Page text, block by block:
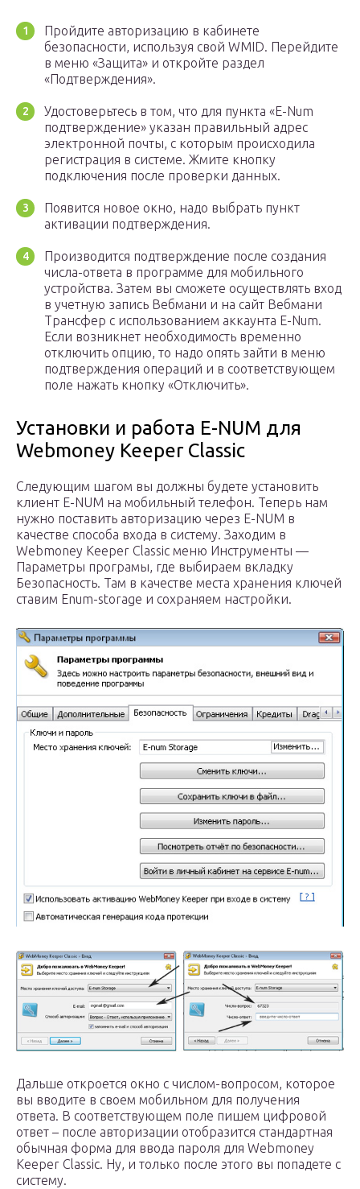
Пройдите авторизацию в кабинете
безопасности, используя свой WMID. Перейдите
в меню «Защита» и откройте раздел
«Подтверждения».
Удостоверьтесь в том, что для пункта «E-Num
подтверждение» указан правильный адрес
электронной почты, с которым происходила
регистрация в системе. Жмите кнопку
подключения после проверки данных.
Появится новое окно, надо выбрать пункт
активации подтверждения.
Производится подтверждение после создания
числа-ответа в программе для мобильного
устройства. Затем вы сможете осуществлять вход
в учетную запись Вебмани и на сайт Вебмани
Трансфер с использованием аккаунта E-Num.
Если возникнет необходимость временно
отключить опцию, то надо опять зайти в меню
подтверждения операций и в соответствующем
поле нажать кнопку «Отключить».
Установки и работа E-NUM для
Webmoney Keeper Classic
Следующим шагом вы должны будете установить
клиент E-NUM на мобильный телефон. Теперь нам
нужно поставить авторизацию через E-NUM в
качестве способа входа в систему. Заходим в
Webmoney Keeper Classic меню Инструменты —
Параметры програмы, где выбираем вкладку
Безопасность. Там в качестве места хранения ключей
ставим Enum-storage и сохраняем настройки.
Дальше откроется окно с числом-вопросом, которое
вы вводите в своем мобильном для получения
ответа. В соответствующем поле пишем цифровой
ответ – после авторизации отобразится стандартная
обычная форма для ввода пароля для Webmoney
Keeper Classic. Ну, и только после этого вы попадете с
систему.